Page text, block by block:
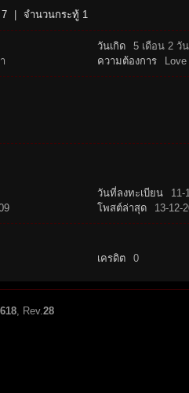
จำนวนกระทู้ 1
วันเกิด
5 เดือน 2 วัน
ความต้องการ
วันที่ลงทะเบียน
11-
โพสต์ล่าสุด 13-12-
เครดิต 0
, Rev.28